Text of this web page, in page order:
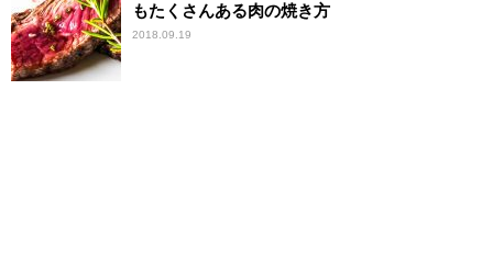
もたくさんある肉の焼き方
2018.09.19